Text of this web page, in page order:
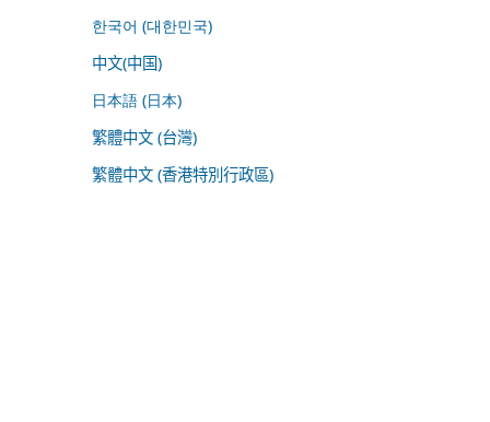
한국어 (대한민국)
中文(中国)
日本語 (日本)
繁體中文 (台灣)
繁體中文 (香港特別行政區)